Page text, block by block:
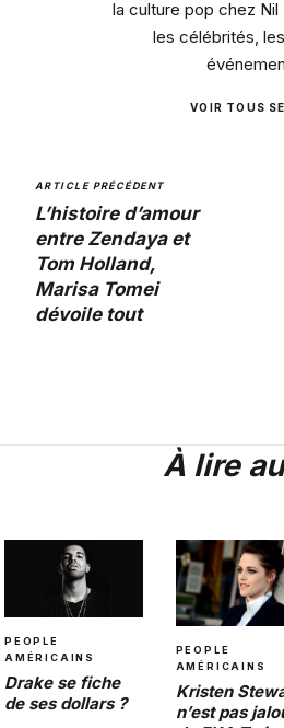
la culture pop chez
les célébrités,
VOIR TOUS
ARTICLE PRÉCÉDENT
L’histoire d’amour
entre Zendaya et
Tom Holland,
Marisa Tomei
dévoile tout
À lire
PEOPLE
AMÉRICAINS
Drake se fiche
de ses dollars ?
PEOPLE
AMÉRICAINS
Kristen
n’est pas